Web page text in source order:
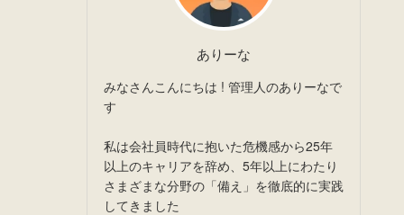
ありーな
みなさんこんにちは ! 管理人のありーなで
す
私は会社員時代に抱いた危機感から25年
以上のキャリアを辞め、5年以上にわたり
さまざまな分野の「備え」を徹底的に実践
してきました